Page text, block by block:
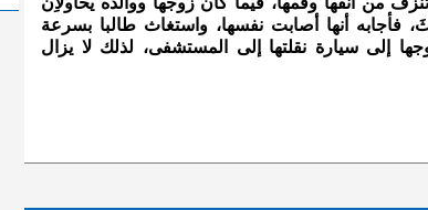
فأجابه أنها أصابت نفسها، واستغاث طالبا بسرعة
إلى سيارة نقلتها إلى المستشفى، لذلك لا يزال